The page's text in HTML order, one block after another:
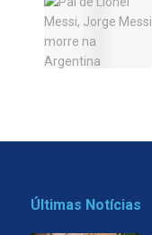
Últimas Notícias